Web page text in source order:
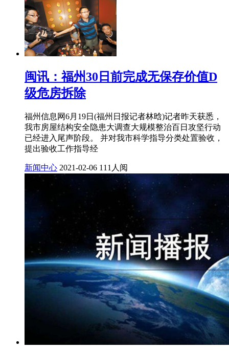
闽讯：福州30日前完成无保存价值D
级危房拆除
福州信息网6月19日(福州日报记者林晗)记者昨天获悉，
我市房屋结构安全隐患大调查大规模整治百日攻坚行动
已经进入尾声阶段。 并对我市科学指导分类处置验收，
提出验收工作指导经
新闻中心 2021-02-06 111人阅